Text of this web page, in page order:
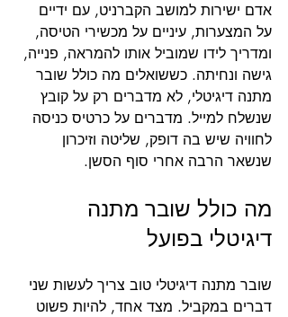
אדם ישירות למושב הקברניט, עם ידיים
על המצערות, עיניים על מכשירי הטיסה,
ומדריך לידו שמוביל אותו להמראה, פנייה,
גישה ונחיתה. כששואלים מה כולל שובר
מתנה דיגיטלי, לא מדברים רק על קובץ
שנשלח למייל. מדברים על כרטיס כניסה
לחוויה שיש בה דופק, שליטה וזיכרון
שנשאר הרבה אחרי סוף הסשן.
מה כולל שובר מתנה
דיגיטלי בפועל
שובר מתנה דיגיטלי טוב צריך לעשות שני
דברים במקביל. מצד אחד, להיות פשוט